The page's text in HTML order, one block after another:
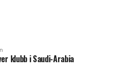
klubb i Saudi-Arabia